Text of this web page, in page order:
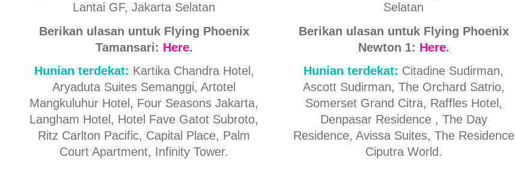
Lantai GF, Jakarta Selatan
Berikan ulasan untuk Flying Phoenix
Tamansari: Here.
Hunian terdekat: Kartika Chandra Hotel,
Aryaduta Suites Semanggi, Artotel
Mangkuluhur Hotel, Four Seasons Jakarta,
Langham Hotel, Hotel Fave Gatot Subroto,
Ritz Carlton Pacific, Capital Place, Palm
Court Apartment, Infinity Tower.
Selatan
Berikan ulasan untuk Flying Phoenix
Newton 1: Here.
Hunian terdekat: Citadine Sudirman,
Ascott Sudirman, The Orchard Satrio,
Somerset Grand Citra, Raffles Hotel,
Denpasar Residence , The Day
Residence, Avissa Suites, The Residence
Ciputra World.